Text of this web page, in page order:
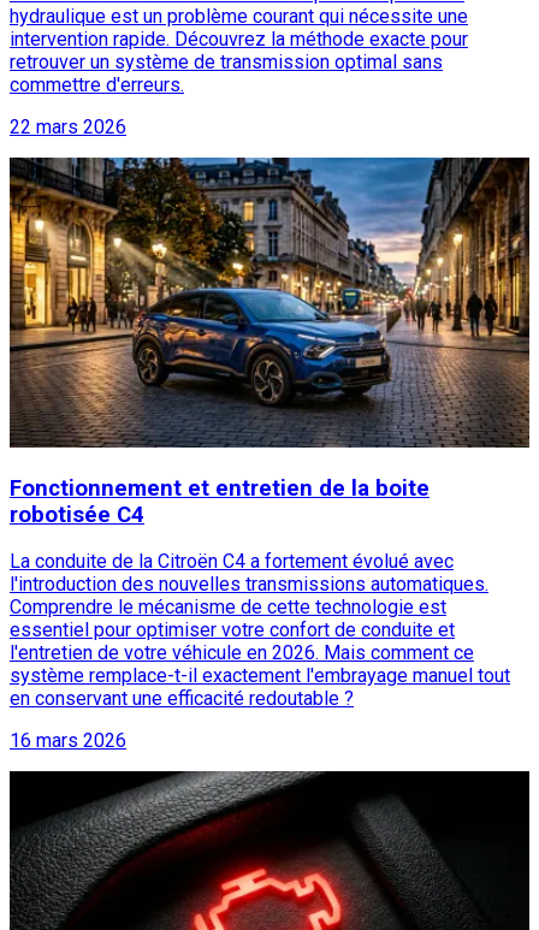
hydraulique est un problème courant qui nécessite une
intervention rapide. Découvrez la méthode exacte pour
retrouver un système de transmission optimal sans
commettre d'erreurs.
22 mars 2026
Fonctionnement et entretien de la boite
robotisée C4
La conduite de la Citroën C4 a fortement évolué avec
l'introduction des nouvelles transmissions automatiques.
Comprendre le mécanisme de cette technologie est
essentiel pour optimiser votre confort de conduite et
l'entretien de votre véhicule en 2026. Mais comment ce
système remplace-t-il exactement l'embrayage manuel tout
en conservant une efficacité redoutable ?
16 mars 2026